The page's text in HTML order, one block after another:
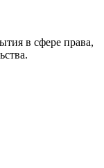
в сфере права,